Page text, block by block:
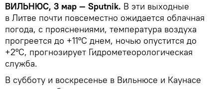
ВИЛЬНЮС, 3 мар — Sputnik. В эти выходные
в Литве почти повсеместно ожидается облачная
погода, с прояснениями, температура воздуха
прогреется до +11°С днем, ночью опустится до
+2°С, прогнозирует Гидрометеорологическая
служба.
В субботу и воскресенье в Вильнюсе и Каунасе